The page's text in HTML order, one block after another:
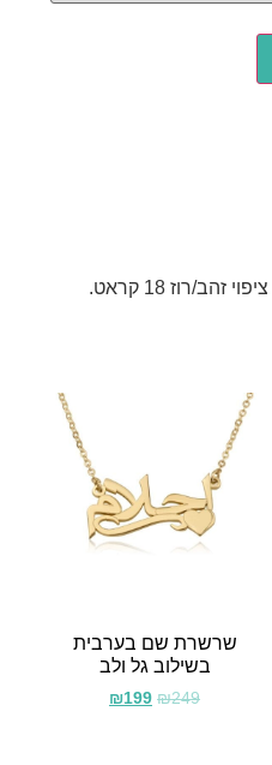
שרשרת שם בערבית
בשילוב גל ולב
₪249
₪199